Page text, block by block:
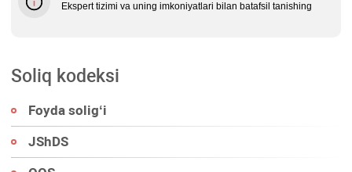
Ekspert tizimi va uning imkoniyatlari bilan batafsil tanishing
Soliq kodeksi
Foyda soligʻi
JShDS